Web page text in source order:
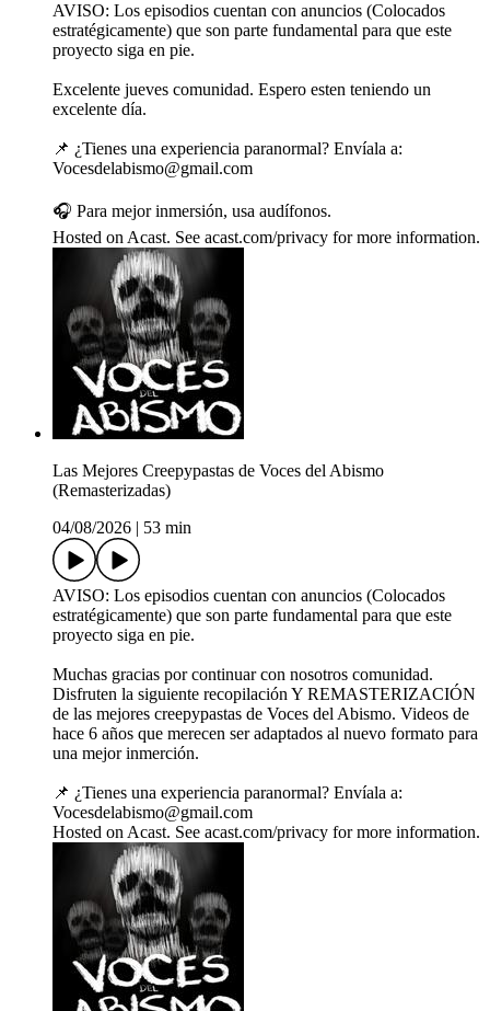
AVISO: Los episodios cuentan con anuncios (Colocados
estratégicamente) que son parte fundamental para que este
proyecto siga en pie.
Excelente jueves comunidad. Espero esten teniendo un
excelente día.
📌 ¿Tienes una experiencia paranormal? Envíala a:
Vocesdelabismo@gmail.com
🎧 Para mejor inmersión, usa audífonos.
Hosted on Acast. See acast.com/privacy for more information.
Las Mejores Creepypastas de Voces del Abismo
(Remasterizadas)
04/08/2026
53 min
AVISO: Los episodios cuentan con anuncios (Colocados
estratégicamente) que son parte fundamental para que este
proyecto siga en pie.
Muchas gracias por continuar con nosotros comunidad.
Disfruten la siguiente recopilación Y REMASTERIZACIÓN
de las mejores creepypastas de Voces del Abismo. Videos de
hace 6 años que merecen ser adaptados al nuevo formato para
una mejor inmerción.
📌 ¿Tienes una experiencia paranormal? Envíala a:
Vocesdelabismo@gmail.com
Hosted on Acast. See acast.com/privacy for more information.